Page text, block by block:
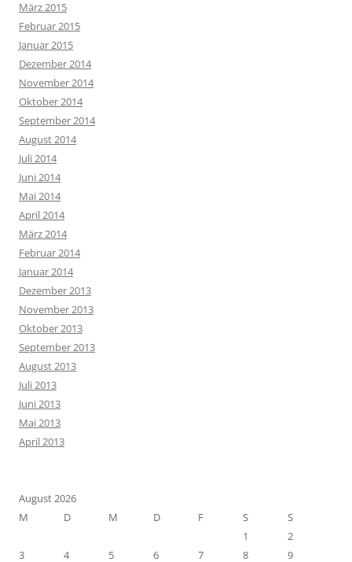
März 2015
Februar 2015
Januar 2015
Dezember 2014
November 2014
Oktober 2014
September 2014
August 2014
Juli 2014
Juni 2014
Mai 2014
April 2014
März 2014
Februar 2014
Januar 2014
Dezember 2013
November 2013
Oktober 2013
September 2013
August 2013
Juli 2013
Juni 2013
Mai 2013
April 2013
August 2026
M
D M D F S
S
1
2
3
4 5 6 7 8 9